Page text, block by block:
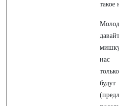
такое
нас